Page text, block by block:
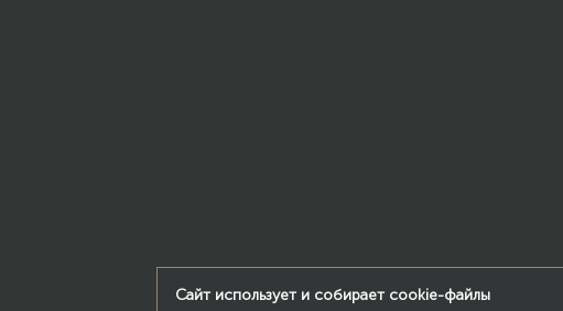
Сайт использует и собирает cookie-файлы